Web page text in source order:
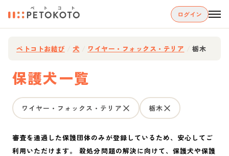
ログイン
ペトコトお結び 犬 ワイヤー・フォックス・テリア 栃木
保護犬一覧
ワイヤー・フォックス・テリア 栃木
審査を通過した保護団体のみが登録しているため、安心してご
利用いただけます。 殺処分問題の解決に向けて、保護犬や保護